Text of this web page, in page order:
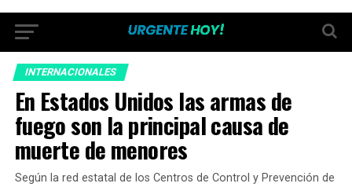
INTERNACIONALES
En Estados Unidos las armas de
fuego son la principal causa de
muerte de menores
Según la red estatal de los Centros de Control y Prevención de